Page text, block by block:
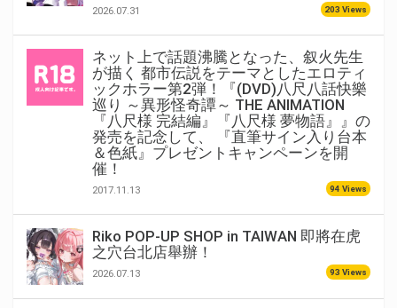
2026.07.31 203 Views
ネット上で話題沸騰となった、叙火先生
が描く 都市伝説をテーマとしたエロティ
ックホラー第2弾！『(DVD)八尺八話快樂
巡り ～異形怪奇譚～ THE ANIMATION
『八尺様 完結編』『八尺様 夢物語』』の
発売を記念して、 『直筆サイン入り台本
＆色紙』プレゼントキャンペーンを開
催！
2017.11.13 94 Views
Riko POP-UP SHOP in TAIWAN 即將在虎
之穴台北店舉辦！
2026.07.13 93 Views